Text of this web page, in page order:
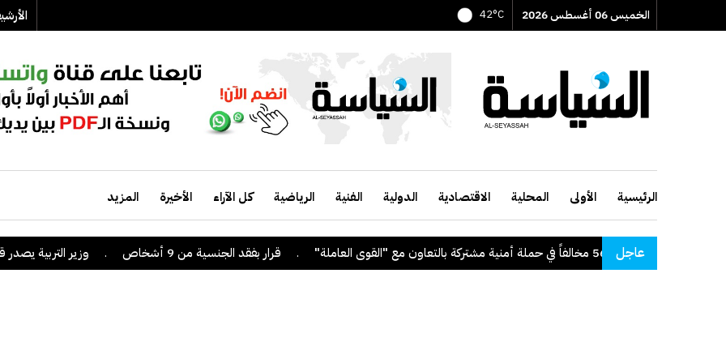
الخميس 06 أغسطس 2026 42°C
الرئيسية الأولى المحلية الاقتصادية الدولية الفنية الرياضية كل الآراء الأخيرة المزيد
عاجل . قرار بفقد الجنسية من 9 أشخاص . وزير التربية يصدر قراراً